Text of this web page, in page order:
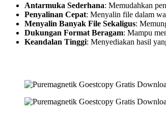
Antarmuka Sederhana: Memudahkan
Penyalinan Cepat: Menyalin file dalam
Menyalin Banyak File Sekaligus:
Dukungan Format Beragam: Mampu
Keandalan Tinggi: Menyediakan hasil